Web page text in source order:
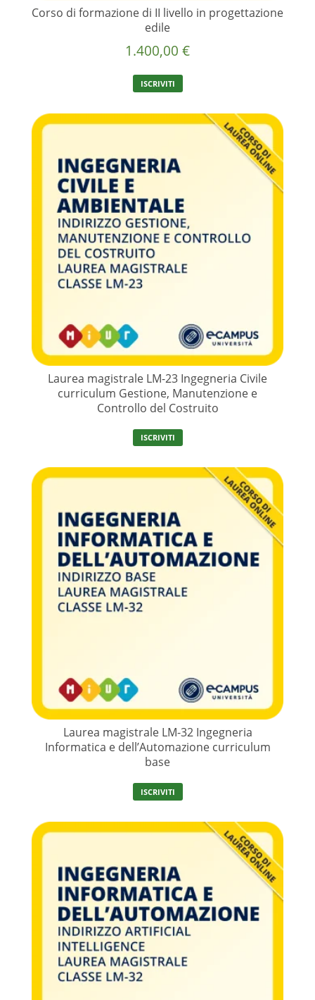
Corso di formazione di II livello in progettazione
edile
1.400,00 €
ISCRIVITI
Laurea magistrale LM-23 Ingegneria Civile
curriculum Gestione, Manutenzione e
Controllo del Costruito
ISCRIVITI
Laurea magistrale LM-32 Ingegneria
Informatica e dell’Automazione curriculum
base
ISCRIVITI